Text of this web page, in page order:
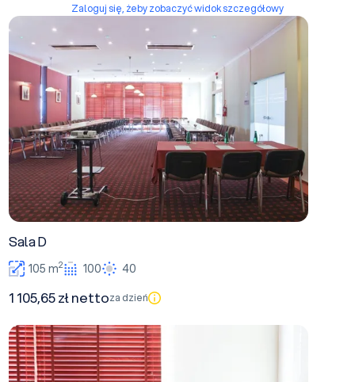
Zaloguj się, żeby zobaczyć widok szczegółowy
Sala D
105 m2 100 40
1 105,65 zł nettoza dzień
Sala B